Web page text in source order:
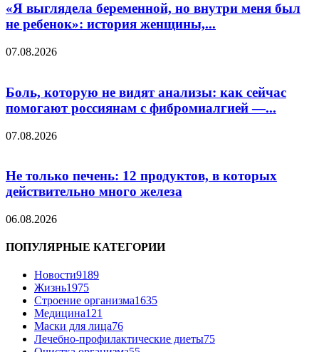
«Я выглядела беременной, но внутри меня был
не ребенок»: история женщины,...
07.08.2026
Боль, которую не видят анализы: как сейчас
помогают россиянам с фибромиалгией —...
07.08.2026
Не только печень: 12 продуктов, в которых
действительно много железа
06.08.2026
ПОПУЛЯРНЫЕ КАТЕГОРИИ
Новости9189
Жизнь1975
Строение организма1635
Медицина121
Маски для лица76
Лечебно-профилактические диеты75